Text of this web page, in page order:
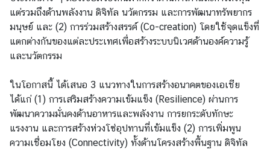
ะ
เ
ท
ศ
ข่
า
ว
แต่รวมถึงด้านพลังงาน ดิจิทัล นวัตกรรม และการพัฒนาทรัพยากร
มนุษย์ และ (2) การร่วมสร้างสรรค์ (Co-creation) โดยใช้จุดแข็งที่
แตกต่างกันของแต่ละประเทศเพื่อสร้างระบบนิเวศด้านองค์ความรู้
และนวัตกรรม
ในโอกาสนี้ ได้เสนอ 3 แนวทางในการสร้างอนาคตของเอเชีย
ได้แก่ (1) การเสริมสร้างความเข้มแข็ง (Resilience) ผ่านการ
พัฒนาความมั่นคงด้านอาหารและพลังงาน การยกระดับทักษะ
แรงงาน และการสร้างห่วงโซ่อุปทานที่เข้มแข็ง (2) การเพิ่มพูน
ความเชื่อมโยง (Connectivity) ทั้งด้านโครงสร้างพื้นฐาน ดิจิทัล